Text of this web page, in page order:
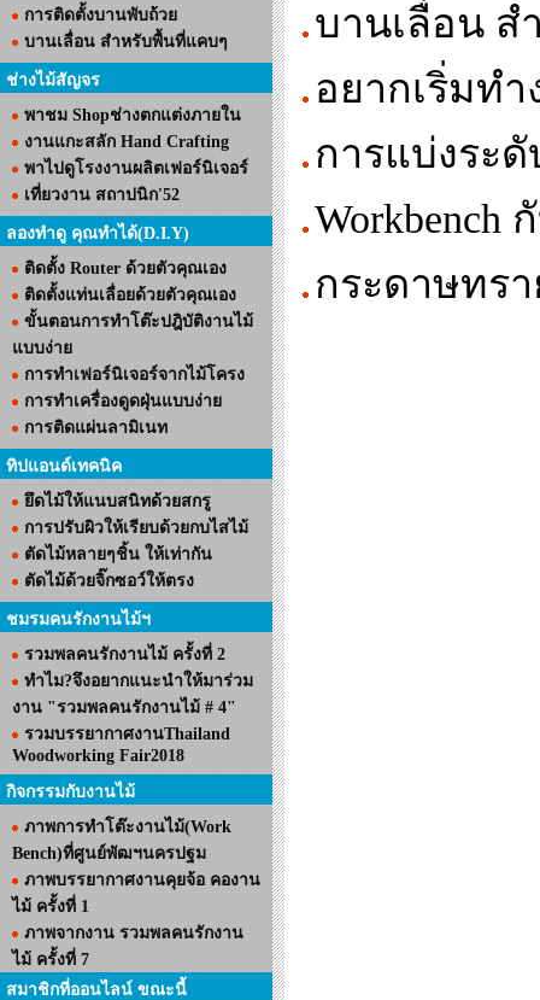
การติดตั้งบานพับถ้วย
บานเลื่อน สำหรับพื้นที่แคบๆ
ช่างไม้สัญจร
พาชม Shopช่างตกแต่งภายใน
งานแกะสลัก Hand Crafting
พาไปดูโรงงานผลิตเฟอร์นิเจอร์
เที่ยวงาน สถาปนิก'52
ลองทำดู คุณทำได้(D.I.Y)
ติดตั้ง Router ด้วยตัวคุณเอง
ติดตั้งแท่นเลื่อยด้วยตัวคุณเอง
ขั้นตอนการทำโต๊ะปฎิบัติงานไม้
แบบง่าย
การทำเฟอร์นิเจอร์จากไม้โครง
การทำเครื่องดูดฝุ่นแบบง่าย
การติดแผ่นลามิเนท
ทิปแอนด์เทคนิค
ยึดไม้ให้แนบสนิทด้วยสกรู
การปรับผิวให้เรียบด้วยกบไสไม้
ตัดไม้หลายๆชิ้น ให้เท่ากัน
ตัดไม้ด้วยจิ๊กซอว์ให้ตรง
ชมรมคนรักงานไม้ฯ
รวมพลคนรักงานไม้ ครั้งที่ 2
ทำไม?จึงอยากแนะนำให้มาร่วม
งาน "รวมพลคนรักงานไม้ # 4"
รวมบรรยากาศงานThailand
Woodworking Fair2018
กิจกรรมกับงานไม้
ภาพการทำโต๊ะงานไม้(Work
Bench)ที่ศูนย์พัฒฯนครปฐม
ภาพบรรยากาศงานคุยจ้อ คองาน
ไม้ ครั้งที่ 1
ภาพจากงาน รวมพลคนรักงาน
ไม้ ครั้งที่ 7
สมาชิกที่ออนไลน์ ขณะนี้
บานเลื่อน
อยากเริ่มท
การแบ่งระ
Workbench
กระดาษทร